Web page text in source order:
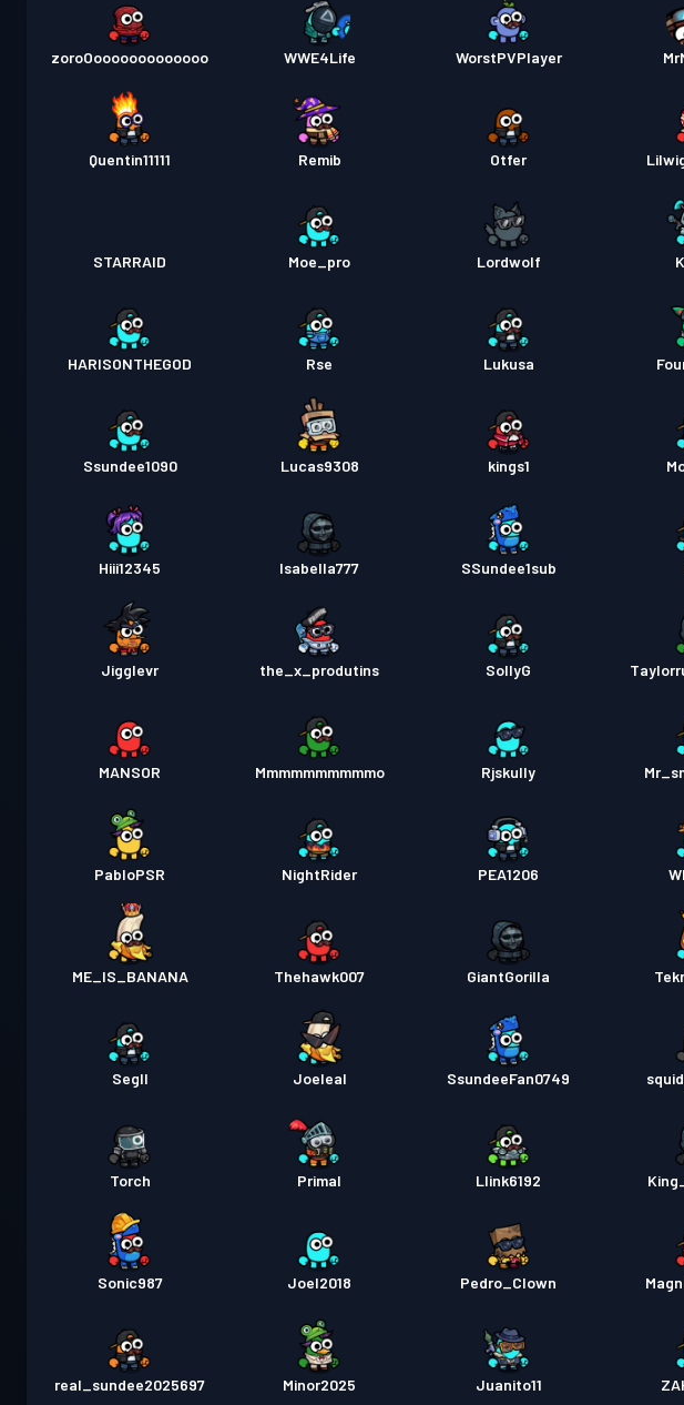
WorstPVPlayer
WWE4Life
zoroOooooooooooooo
Otfer
Remib
Quentin11111
Lordwolf
Moe_pro
STARRAID
Lukusa
Rse
HARISONTHEGOD
kings1
Lucas9308
Ssundee1090
SSundee1sub
Isabella777
Hiii12345
SollyG
the_x_produtins
Jigglevr
Rjskully
Mmmmmmmmmmo
MANSOR
PEA1206
NightRider
PabloPSR
GiantGorilla
Thehawk007
ME_IS_BANANA
SsundeeFan0749
Joeleal
Segll
Llink6192
Primal
Torch
Pedro_Clown
Joel2018
Sonic987
Juanito11
Minor2025
real_sundee2025697